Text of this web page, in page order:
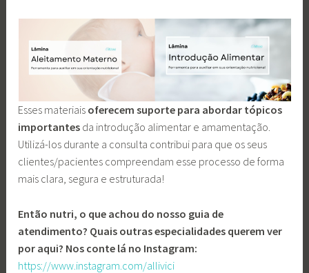
Esses materiais oferecem suporte para abordar tópicos
importantes da introdução alimentar e amamentação.
Utilizá-los durante a consulta contribui para que os seus
clientes/pacientes compreendam esse processo de forma
mais clara, segura e estruturada!
Então nutri, o que achou do nosso guia de
atendimento? Quais outras especialidades querem ver
por aqui? Nos conte lá no Instagram:
https://www.instagram.com/allivici